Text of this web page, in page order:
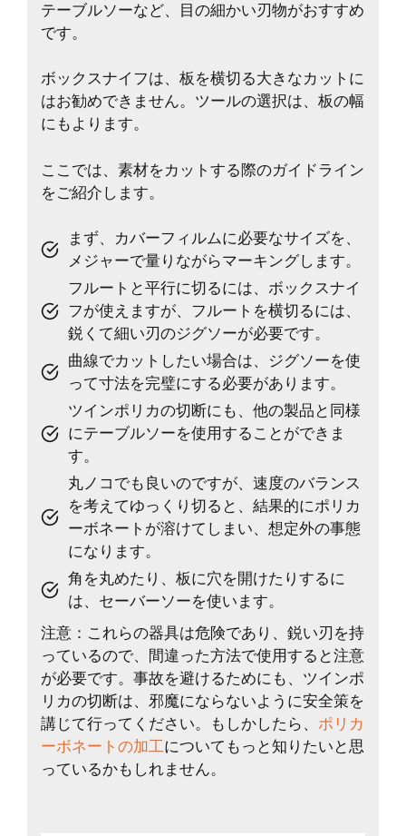
テーブルソーなど、目の細かい刃物がおすすめ
です。
ボックスナイフは、板を横切る大きなカットに
はお勧めできません。ツールの選択は、板の幅
にもよります。
ここでは、素材をカットする際のガイドライン
をご紹介します。
まず、カバーフィルムに必要なサイズを、
メジャーで量りながらマーキングします。
フルートと平行に切るには、ボックスナイ
フが使えますが、フルートを横切るには、
鋭くて細い刃のジグソーが必要です。
曲線でカットしたい場合は、ジグソーを使
って寸法を完璧にする必要があります。
ツインポリカの切断にも、他の製品と同様
にテーブルソーを使用することができま
す。
丸ノコでも良いのですが、速度のバランス
を考えてゆっくり切ると、結果的にポリカ
ーボネートが溶けてしまい、想定外の事態
になります。
角を丸めたり、板に穴を開けたりするに
は、セーバーソーを使います。
注意：これらの器具は危険であり、鋭い刃を持
っているので、間違った方法で使用すると注意
が必要です。事故を避けるためにも、ツインポ
リカの切断は、邪魔にならないように安全策を
講じて行ってください。もしかしたら、 ポリカ
ーボネートの加工についてもっと知りたいと思
っているかもしれません。